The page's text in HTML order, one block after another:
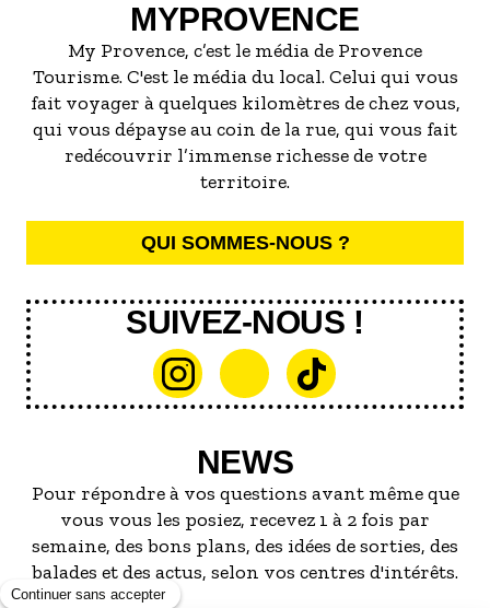
MYPROVENCE
My Provence, c’est le média de Provence
Tourisme. C'est le média du local. Celui qui vous
fait voyager à quelques kilomètres de chez vous,
qui vous dépayse au coin de la rue, qui vous fait
redécouvrir l’immense richesse de votre
territoire.
QUI SOMMES-NOUS ?
SUIVEZ-NOUS !
NEWS
Pour répondre à vos questions avant même que
vous vous les posiez, recevez 1 à 2 fois par
semaine, des bons plans, des idées de sorties, des
balades et des actus, selon vos centres d'intérêts.